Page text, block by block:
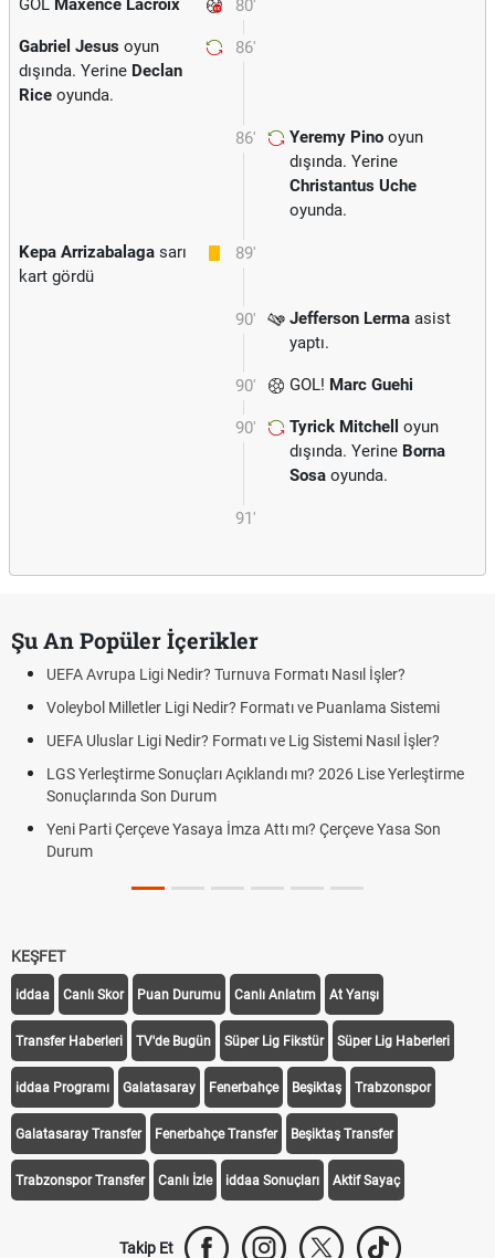
80'
GOL Maxence Lacroix
86'
Gabriel Jesus oyun
dışında. Yerine Declan
Rice oyunda.
86' Yeremy Pino oyun
dışında. Yerine
Christantus Uche
oyunda.
89'
Kepa Arrizabalaga sarı
kart gördü
90' Jefferson Lerma asist
yaptı.
90' GOL! Marc Guehi
90' Tyrick Mitchell
oyun
dışında. Yerine Borna
Sosa oyunda.
91'
Şu An Popüler İçerikler
UEFA Avrupa Ligi Nedir? Turnuva Formatı Nasıl İşler?
Voleybol Milletler Ligi Nedir? Formatı ve Puanlama Sistemi
UEFA Uluslar Ligi Nedir? Formatı ve Lig Sistemi Nasıl İşler?
LGS Yerleştirme Sonuçları Açıklandı mı? 2026 Lise Yerleştirme
Sonuçlarında Son Durum
Yeni Parti Çerçeve Yasaya İmza Attı mı? Çerçeve Yasa Son
Durum
KEŞFET
iddaa Canlı Skor Puan Durumu Canlı Anlatım At Yarışı
Transfer Haberleri TV'de Bugün Süper Lig Fikstür Süper Lig Haberleri
iddaa Programı Galatasaray Fenerbahçe Beşiktaş Trabzonspor
Galatasaray Transfer Fenerbahçe Transfer Beşiktaş Transfer
Trabzonspor Transfer Canlı İzle iddaa Sonuçları Aktif Sayaç
Takip Et